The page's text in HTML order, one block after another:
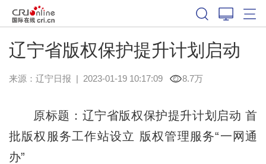
辽宁省版权保护提升计划启动
来源： 辽宁日报 | 2023-01-19 10:17:09 8.7万
原标题：辽宁省版权保护提升计划启动 首
批版权服务工作站设立 版权管理服务“一网通
办”